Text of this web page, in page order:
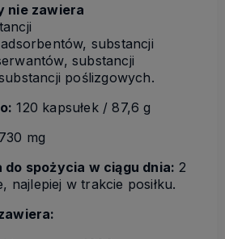
nie zawiera
substancji
substancji
poślizgowych.
: 120 kapsułek / 87,6 g
730 mg
do spożycia w ciągu dnia: 2
najlepiej w trakcie posiłku.